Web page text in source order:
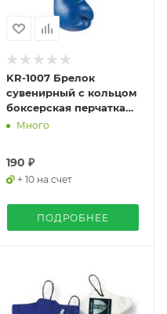
KR-1007 Брелок
сувенирный с кольцом
боксерская перчатка
синяя
Много
190 ₽
+ 10 на счет
ПОДРОБНЕЕ